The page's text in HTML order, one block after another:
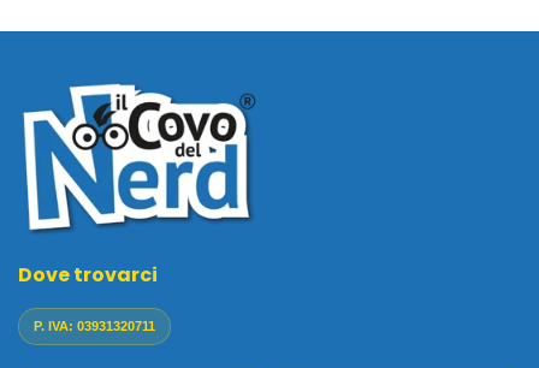
Dove trovarci
P. IVA: 03931320711